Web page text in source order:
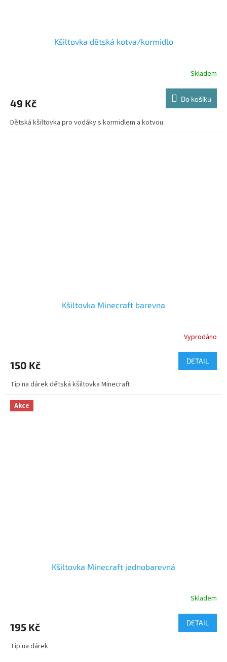
Kšiltovka dětská kotva/kormidlo
Skladem
49 Kč Do košíku
Dětská kšiltovka pro vodáky s kormidlem a kotvou
Kšiltovka Minecraft barevna
Vyprodáno
150 Kč DETAIL
Tip na dárek dětská kšiltovka Minecraft
Akce
Kšiltovka Minecraft jednobarevná
Skladem
195 Kč DETAIL
Tip na dárek